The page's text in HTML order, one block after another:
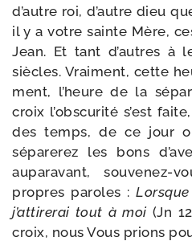
d’autre roi, d’autre dieu
il y a votre sainte Mère,
Jean. Et tant d’autres à
siècles. Vraiment, cette
ment, l’heure de la
croix l’obscurité s’est
des temps, de ce jour
sépa­re­rez les bons
aupa­ra­vant,
propres paroles :
j’at­ti­re­rai tout à moi (Jn
croix, nous Vous prions